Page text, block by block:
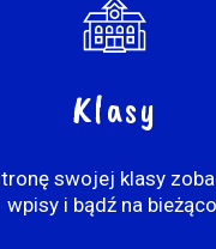
Klasy
swojej klasy
wpisy i bądź na